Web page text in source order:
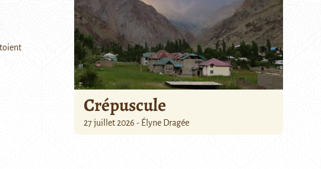
Crépuscule
27 juillet 2026 - Élyne Dragée